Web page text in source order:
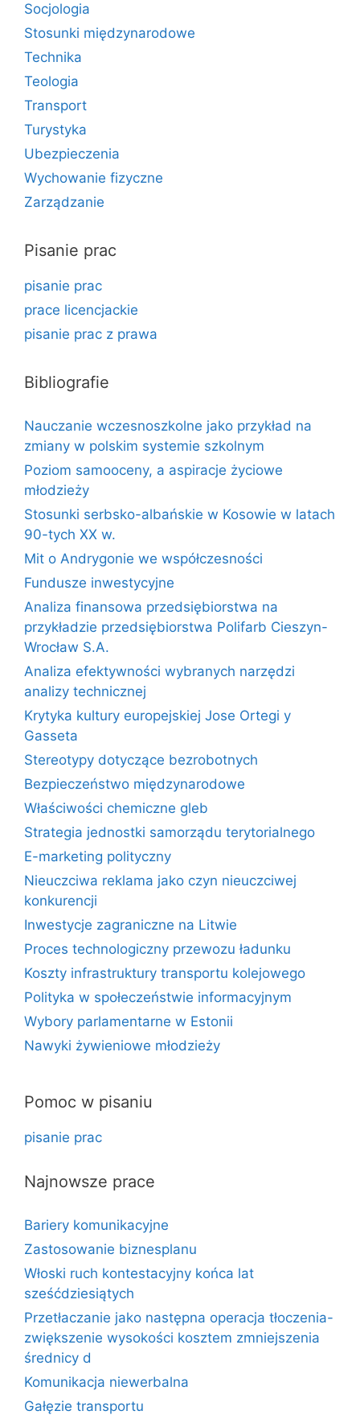
Socjologia
Stosunki międzynarodowe
Technika
Teologia
Transport
Turystyka
Ubezpieczenia
Wychowanie fizyczne
Zarządzanie
Pisanie prac
pisanie prac
prace licencjackie
pisanie prac z prawa
Bibliografie
Nauczanie wczesnoszkolne jako przykład na
zmiany w polskim systemie szkolnym
Poziom samooceny, a aspiracje życiowe
młodzieży
Stosunki serbsko-albańskie w Kosowie w latach
90-tych XX w.
Mit o Andrygonie we współczesności
Fundusze inwestycyjne
Analiza finansowa przedsiębiorstwa na
przykładzie przedsiębiorstwa Polifarb Cieszyn-
Wrocław S.A.
Analiza efektywności wybranych narzędzi
analizy technicznej
Krytyka kultury europejskiej Jose Ortegi y
Gasseta
Stereotypy dotyczące bezrobotnych
Bezpieczeństwo międzynarodowe
Właściwości chemiczne gleb
Strategia jednostki samorządu terytorialnego
E-marketing polityczny
Nieuczciwa reklama jako czyn nieuczciwej
konkurencji
Inwestycje zagraniczne na Litwie
Proces technologiczny przewozu ładunku
Koszty infrastruktury transportu kolejowego
Polityka w społeczeństwie informacyjnym
Wybory parlamentarne w Estonii
Nawyki żywieniowe młodzieży
Pomoc w pisaniu
pisanie prac
Najnowsze prace
Bariery komunikacyjne
Zastosowanie biznesplanu
Włoski ruch kontestacyjny końca lat
sześćdziesiątych
Przetłaczanie jako następna operacja tłoczenia-
zwiększenie wysokości kosztem zmniejszenia
średnicy d
Komunikacja niewerbalna
Gałęzie transportu